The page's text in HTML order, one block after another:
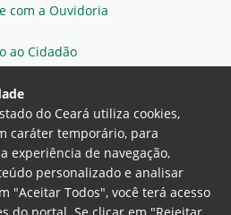
com a Ouvidoria
ao Cidadão
do Ceará utiliza cookies,
caráter temporário, para
experiência de navegação,
personalizado e analisar
"Aceitar Todos", você terá acesso